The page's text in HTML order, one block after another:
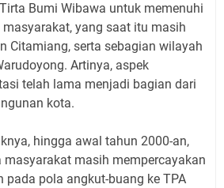
Bumi Wibawa untuk memenuhi
yang saat itu masih
Citamiang, serta sebagian wilayah
Artinya, aspek
telah lama menjadi bagian dari
kota.
hingga awal tahun 2000-an,
masyarakat masih mempercayakan
pada pola angkut-buang ke TPA